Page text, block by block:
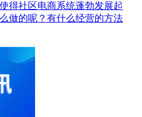
得社区电商系统蓬勃发展起
做的呢？有什么经营的方法